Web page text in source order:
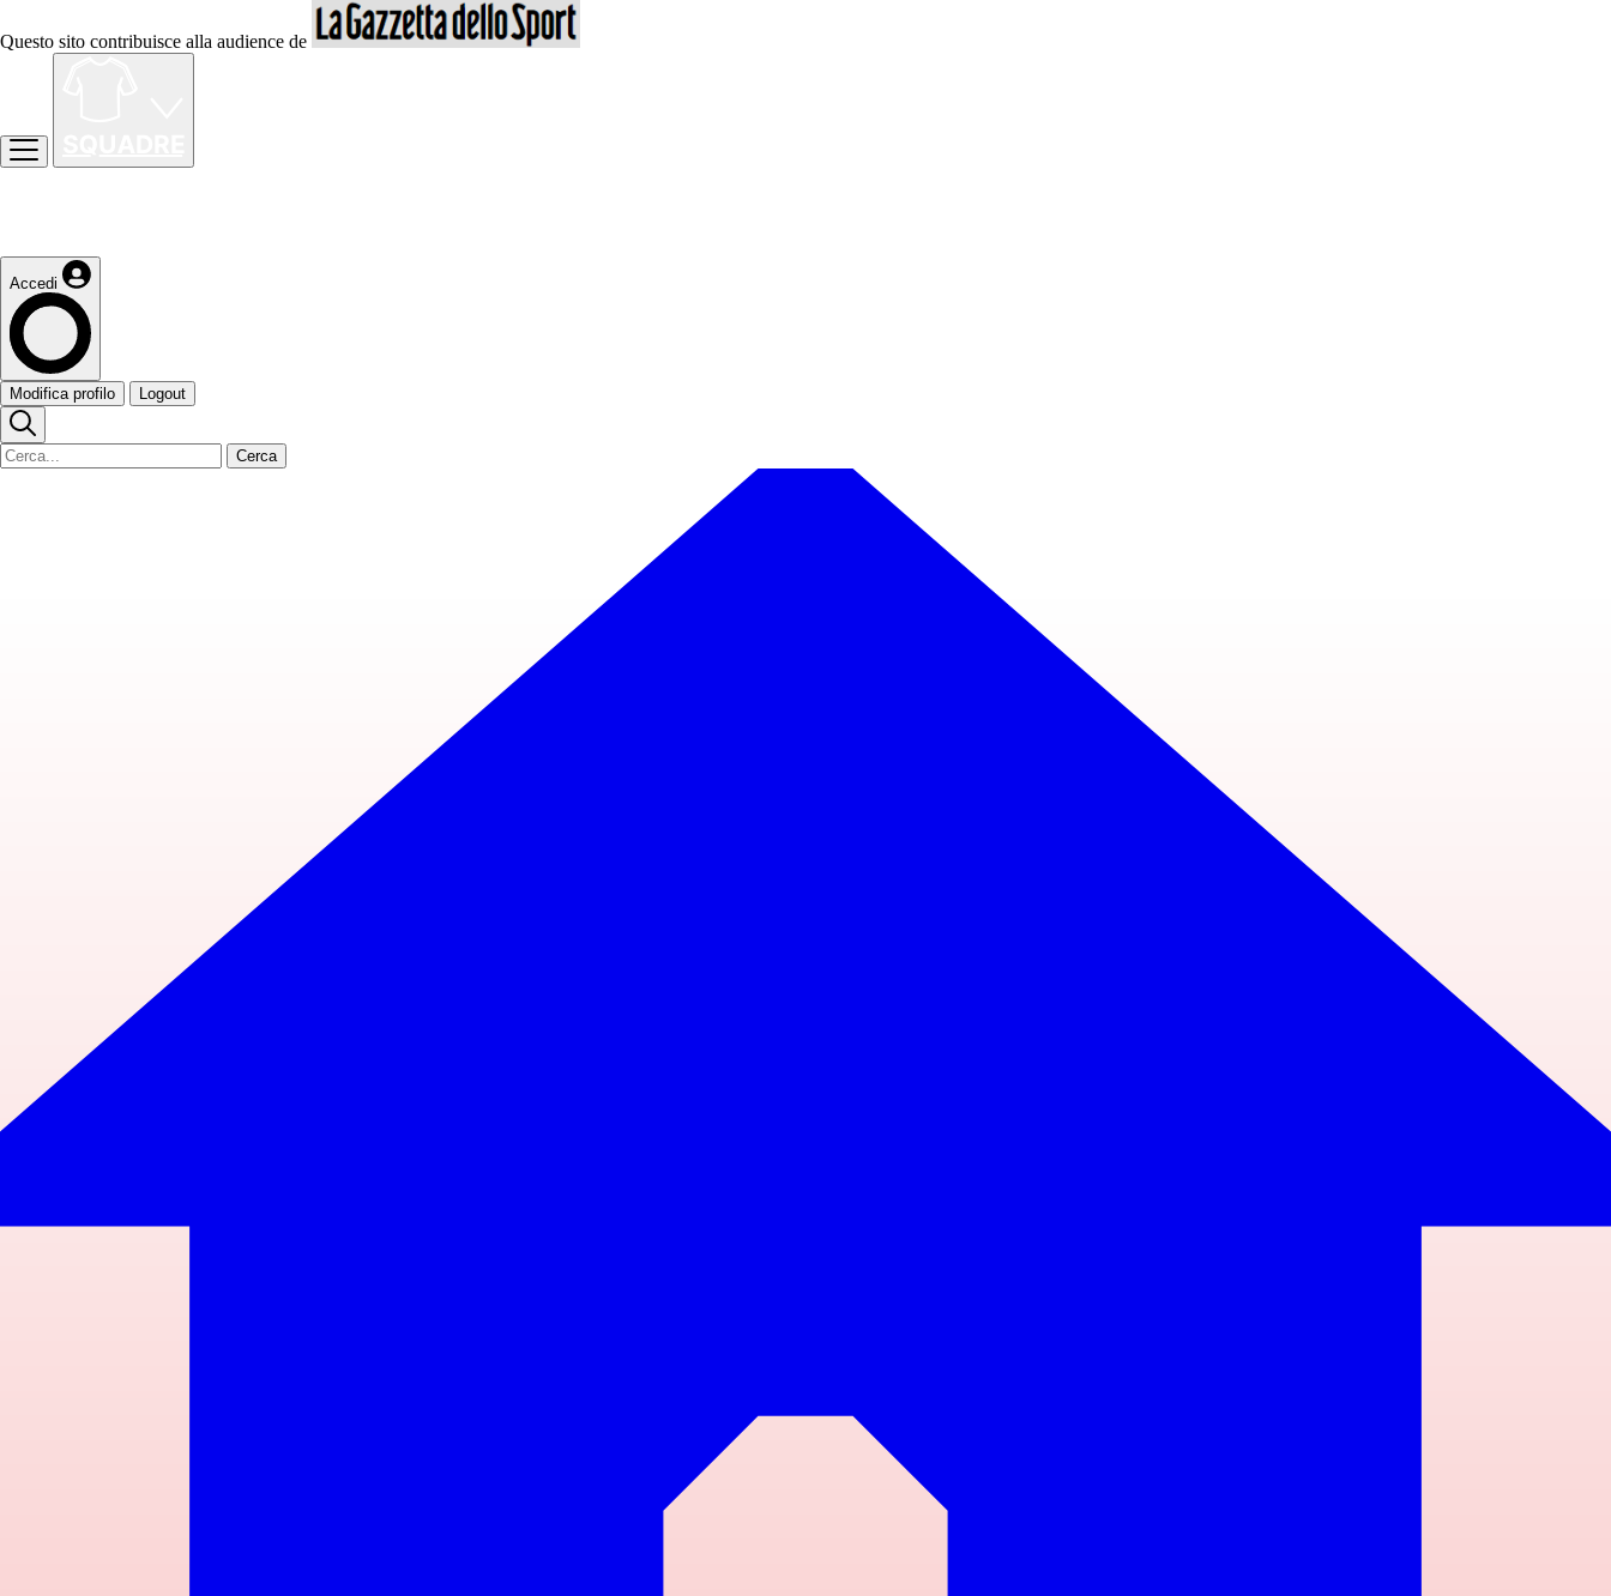
Questo sito contribuisce alla audience de
Accedi
Modifica profilo Logout
Cerca